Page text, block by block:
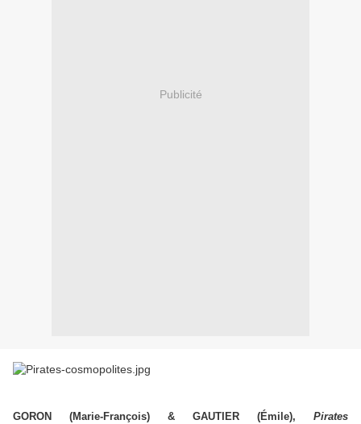
Publicité
GORON (Marie-François) & GAUTIER (Émile), Pirates